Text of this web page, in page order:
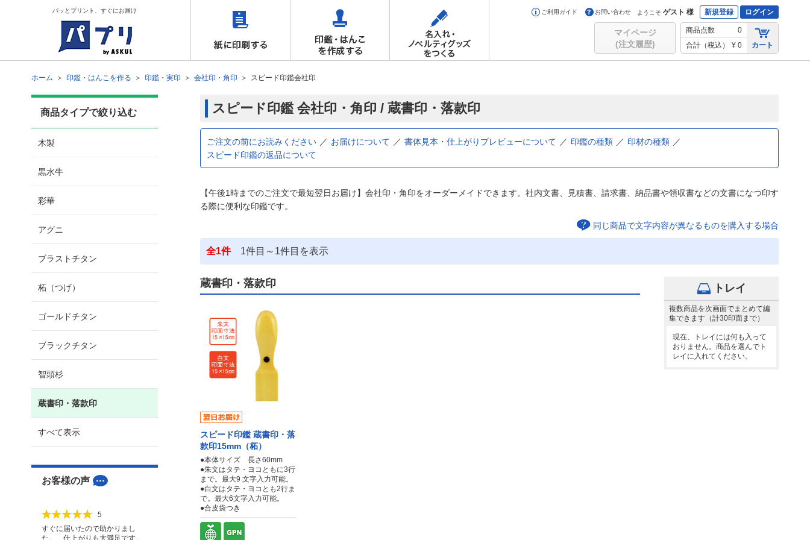
パッとプリント、すぐにお届け ご利用ガイド お問い合わせ ようこそ ゲスト 様 新規登録 ログイン
マイページ
(注文履歴)
商品点数
0
合計（税込）
¥ 0 カート
ホーム 印鑑・はんこを作る 印鑑・実印 会社印・角印 スピード印鑑会社印
商品タイプで絞り込む
木製
黒水牛
彩華
アグニ
ブラストチタン
柘（つげ）
ゴールドチタン
ブラックチタン
智頭杉
蔵書印・落款印
すべて表示
お客様の声
5
すぐに届いたので助かりまし
た。 仕上がりも大満足です。
スピード印鑑 会社印・角印 / 蔵書印・落款印
ご注文の前にお読みください お届けについて 書体見本・仕上がりプレビューについて 印鑑の種類
印材の種類
スピード印鑑の返品について
【午後1時までのご注文で最短翌日お届け】会社印・角印をオーダーメイドできます。社内文書、見積書、請求書、納品書や領収書などの文書になつ印す
る際に便利な印鑑です。
同じ商品で文字内容が異なるものを購入する場合
全1件 1件目～ 1件目を表示
蔵書印・落款印
スピード印鑑 蔵書印・落
款印15mm（柘）
●本体サイズ 長さ60mm
●朱文はタテ・ヨコともに3行
まで。最大9 文字入力可能。
●白文はタテ・ヨコとも2行ま
で。最大6文字入力可能。
●合皮袋つき
トレイ
複数商品を次画面でまとめて編
集できます（計30印面まで）
現在、トレイには何も入って
おりません。商品を選んでト
レイに入れてください。